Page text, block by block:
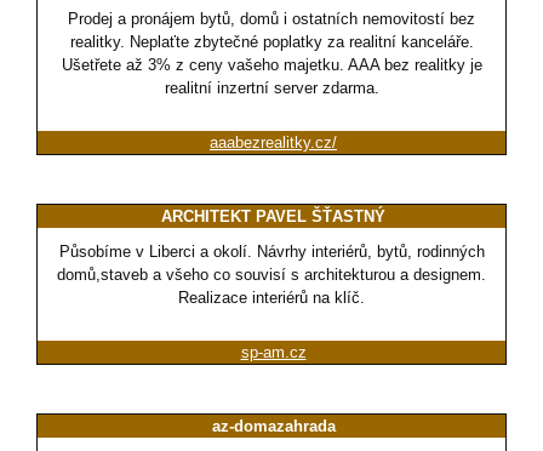
Prodej a pronájem bytů, domů i ostatních nemovitostí bez
realitky. Neplaťte zbytečné poplatky za realitní kanceláře.
Ušetřete až 3% z ceny vašeho majetku. AAA bez realitky je
realitní inzertní server zdarma.
aaabezrealitky.cz/
ARCHITEKT PAVEL ŠŤASTNÝ
Působíme v Liberci a okolí. Návrhy interiérů, bytů, rodinných
domů,staveb a všeho co souvisí s architekturou a designem.
Realizace interiérů na klíč.
sp-am.cz
az-domazahrada